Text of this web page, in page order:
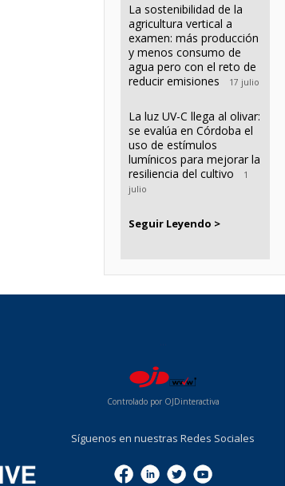
La sostenibilidad de la
agricultura vertical a
examen: más producción
y menos consumo de
agua pero con el reto de
reducir emisiones
17 julio
La luz UV-C llega al olivar:
se evalúa en Córdoba el
uso de estímulos
lumínicos para mejorar la
resiliencia del cultivo
1
julio
Seguir Leyendo >
Controlado por OJDinteractiva
Síguenos en nuestras Redes Sociales